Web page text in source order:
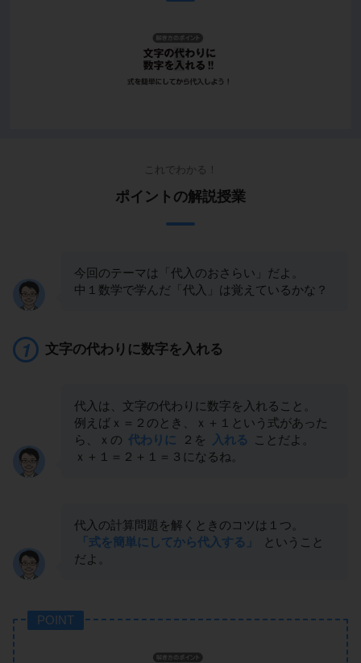
これでわかる！
ポイントの解説授業
今回のテーマは「代入のおさらい」だよ。
中１数学で学んだ「代入」は覚えているかな？
文字の代わりに数字を入れる
代入は、文字の代わりに数字を入れること。
例えばｘ＝２のとき、ｘ＋１という式があった
ら、ｘの 代わりに ２を 入れる
ことだよ。
ｘ＋１＝２＋１＝３になるね。
代入の計算問題を解くときのコツは１つ。
「式を簡単にしてから代入する」
ということ
だよ。
POINT